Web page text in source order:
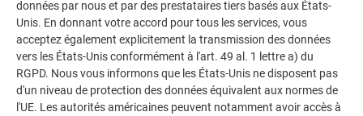
raison de l’irrégularité du bâti ancien de la grange. Clet
explique comment l’équipe a tracé le motif de la gouttière à
la faîtière, ajustant les losanges en fonction : « Nous avons
dû combler les écarts entre les murs et la nouvelle toiture,
mais nous y sommes parvenus avec succès. »Un soin
particulier a été apporté aux lucarnes, dont les abergements
données par nous et par des prestataires tiers basés aux États-
Unis. En donnant votre accord pour tous les services, vous
acceptez également explicitement la transmission des données
vers les États-Unis conformément à l'art. 49 al. 1 lettre a) du
RGPD. Nous vous informons que les États-Unis ne disposent pas
d'un niveau de protection des données équivalent aux normes de
l'UE. Les autorités américaines peuvent notamment avoir accès à